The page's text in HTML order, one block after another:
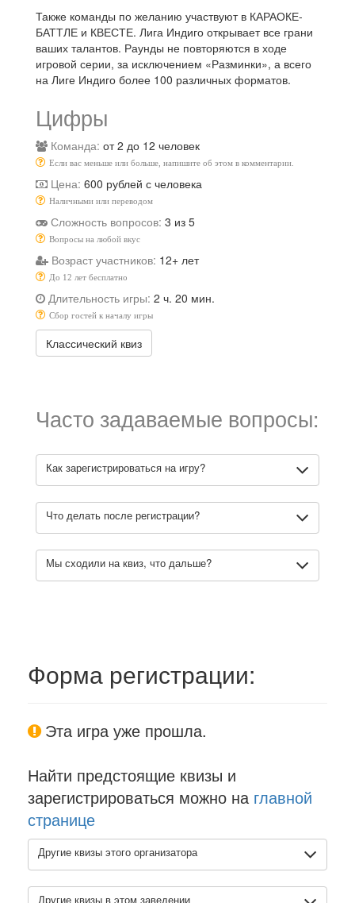
Также команды по желанию участвуют в КАРАОКЕ-
БАТТЛЕ и КВЕСТЕ. Лига Индиго открывает все грани
ваших талантов. Раунды не повторяются в ходе
игровой серии, за исключением «Разминки», а всего
на Лиге Индиго более 100 различных форматов.
Цифры
Команда: от 2 до 12 человек
Если вас меньше или больше, напишите об этом в комментарии.
Цена: 600 рублей с человека
Наличными или переводом
Сложность вопросов: 3 из 5
Вопросы на любой вкус
Возраст участников: 12+ лет
До 12 лет бесплатно
Длительность игры: 2 ч. 20 мин.
Сбор гостей к началу игры
Классический квиз
Часто задаваемые вопросы:
Как зарегистрироваться на игру?
Что делать после регистрации?
Мы сходили на квиз, что дальше?
Форма регистрации:
Эта игра уже прошла.
Найти предстоящие квизы и
зарегистрироваться можно на главной
странице
Другие квизы этого организатора
Другие квизы в этом заведении